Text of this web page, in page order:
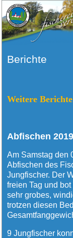
Berichte
Weitere
Abfischen 2019
Am Samstag den
Abfischen des
Jungfischer. Der
freien Tag und
sehr grobes,
trotzen diesen
9 Jungfischer